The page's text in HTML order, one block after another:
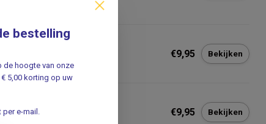
€9,95 Bekijken
€9,95 Bekijken
bestelling
de hoogte van onze
5,00 korting op uw
e-mail.